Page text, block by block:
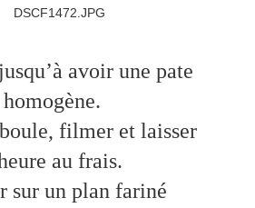
avoir une pate
homogène.
filmer et laisser
au frais.
sur un plan fariné